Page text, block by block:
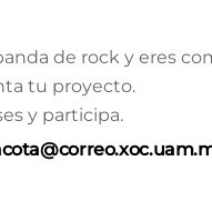
de rock y eres
tu proyecto.
y participa.